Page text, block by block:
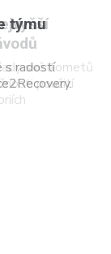
týmu
s radostí